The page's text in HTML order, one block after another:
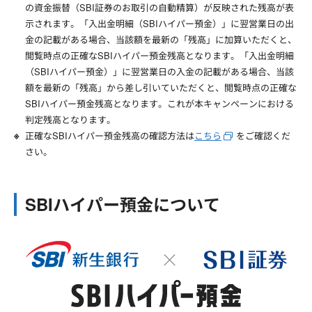
の資金振替（SBI証券のお取引の自動精算）が反映された残高が表
示されます。「入出金明細（SBIハイパー預金）」に翌営業日の出
金の記載がある場合、当該額を最新の「残高」に加算いただくと、
閲覧時点の正確なSBIハイパー預金残高となります。「入出金明細
（SBIハイパー預金）」に翌営業日の入金の記載がある場合、当該
額を最新の「残高」から差し引いていただくと、閲覧時点の正確な
SBIハイパー預金残高となります。これが本キャンペーンにおける
判定残高となります。
正確なSBIハイパー預金残高の確認方法はこちら
をご確認くだ
さい。
SBIハイパー預金について